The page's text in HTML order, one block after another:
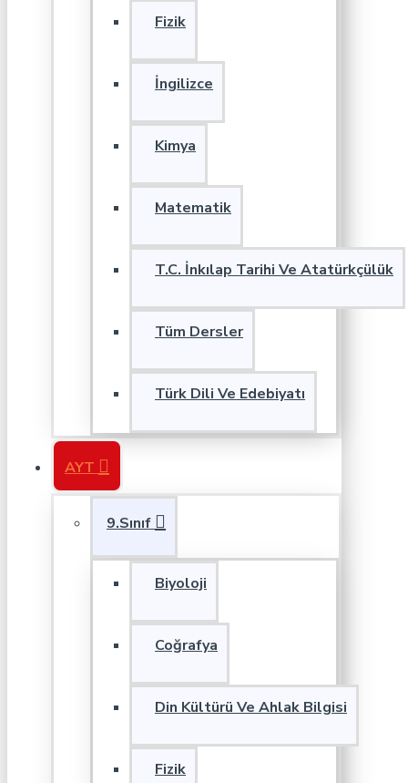
Fizik
İngilizce
Kimya
Matematik
T.C. İnkılap Tarihi Ve Atatürkçülük
Tüm Dersler
Türk Dili Ve Edebiyatı
AYT
9.Sınıf
Biyoloji
Coğrafya
Din Kültürü Ve Ahlak Bilgisi
Fizik